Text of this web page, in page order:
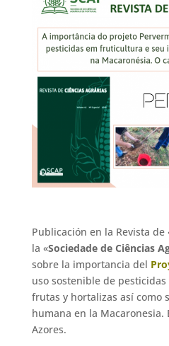
Publicación en la Revista de
la «Sociedade de Ciências
sobre la importancia del
uso sostenible de
frutas y hortalizas así como
humana en la Macaronesia.
Azores.